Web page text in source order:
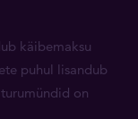
käibemaksu
puhul lisandub
on